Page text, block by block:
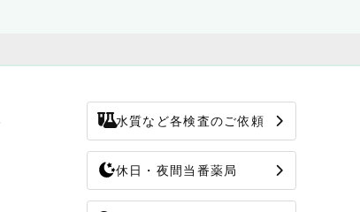
水質など各検査のご依頼
休日・夜間当番薬局